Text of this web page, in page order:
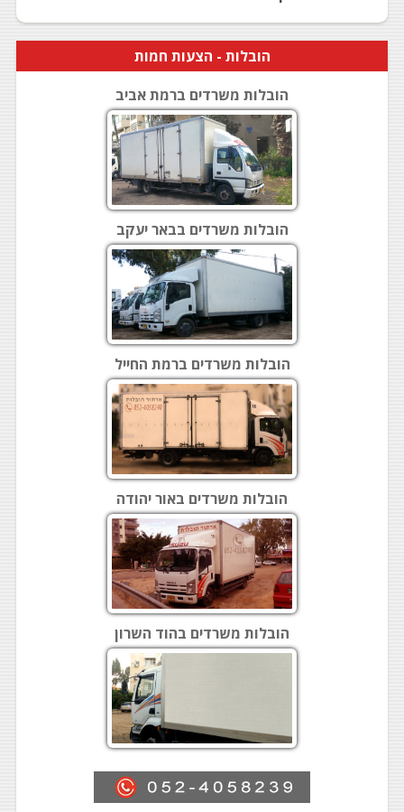
הובלות - הצעות חמות
הובלות משרדים ברמת אביב
הובלות משרדים בבאר יעקב
הובלות משרדים ברמת החייל
הובלות משרדים באור יהודה
הובלות משרדים בהוד השרון